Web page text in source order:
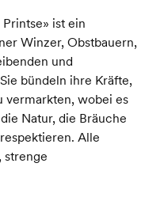
ist ein
Winzer, Obstbauern,
und
bündeln ihre Kräfte,
vermarkten, wobei es
Natur, die Bräuche
Alle
strenge